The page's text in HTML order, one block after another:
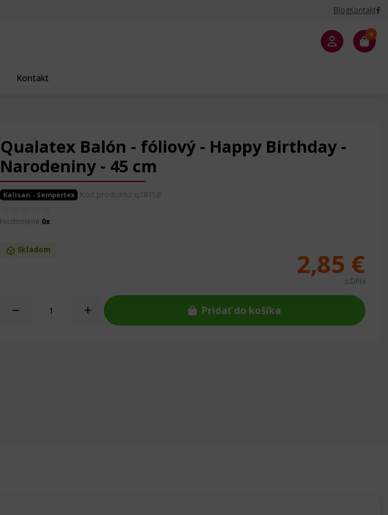
BlogKontakt
0
Kontakt
Qualatex Balón - fóliový - Happy Birthday -
Narodeniny - 45 cm
Kalisan - Sempertex Kód produktu: q18158
Hodnotené 0x
Skladom 2,85 €
s DPH
Pridať do košíka